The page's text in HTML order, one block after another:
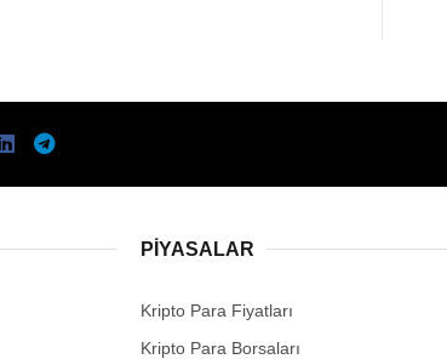
PIYASALAR
Kripto Para Fiyatları
Kripto Para Borsaları